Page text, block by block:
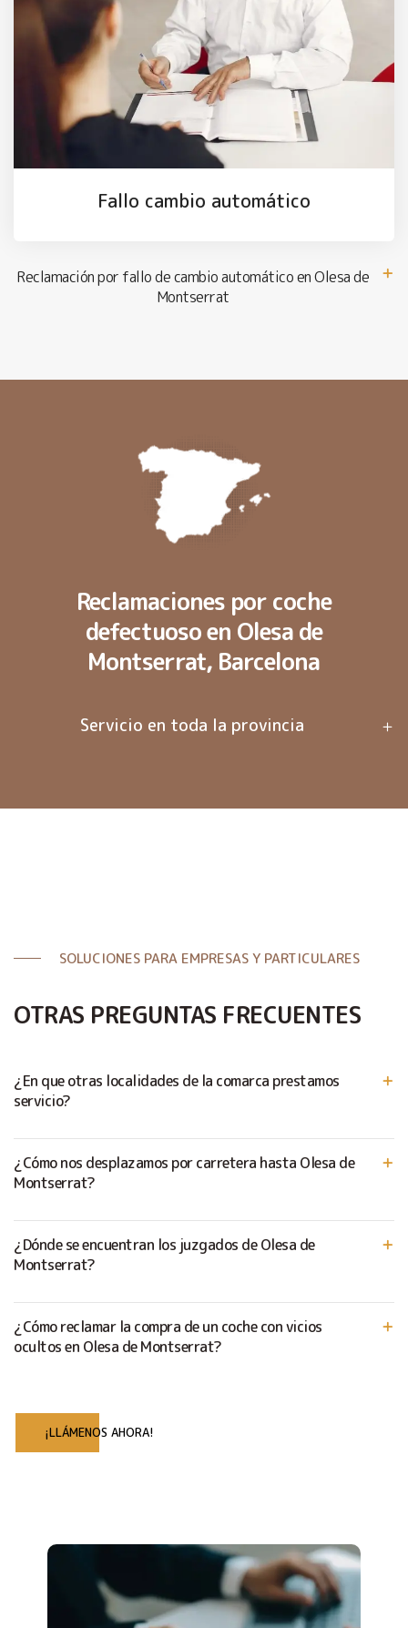
Fallo cambio automático
Reclamación por fallo de cambio automático en Olesa de
Montserrat
Reclamaciones por coche
defectuoso en Olesa de
Montserrat, Barcelona
Servicio en toda la provincia
SOLUCIONES PARA EMPRESAS Y PARTICULARES
OTRAS PREGUNTAS FRECUENTES
¿En que otras localidades de la comarca prestamos
servicio?
¿Cómo nos desplazamos por carretera hasta Olesa de
Montserrat?
¿Dónde se encuentran los juzgados de Olesa de
Montserrat?
¿Cómo reclamar la compra de un coche con vicios
ocultos en Olesa de Montserrat?
¡LLÁMENOS AHORA!